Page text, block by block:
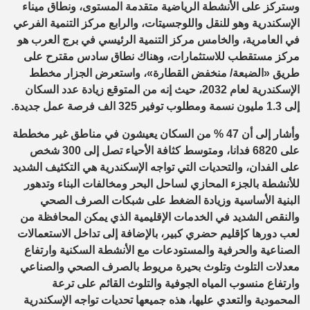
وستركز على الأنشطة الرياضية متقدمة المستوى، ونطاق ميناء
الإسكندرية وهو للنقل واللوجسيتات، والرابع مركز التنمية الفرعي
في العامرية، والخامس مركز التنمية الرئيسي في برج العرب هو
مركز مستقطب للاستثمارات، وهناك نطاق سادس مقترح على
طريق «الضبعة/ منخفض القطارة»، واستعرض الجزار مخطط
الإسكندرية لعام 2032، حيث إنه من المتوقع زيادة عدد السكان
إلى 1.3 مليون نسمة ومطلوب توفير 325 الف فرصة عمل جديدة.
وأشار إلى أن 47 % من السكان يعيشون في مناطق غير مخططة
على 6820 فدانا، ومتوسط كثافة الأحياء تصل إلى 300 شخص
على الفدان، والتحديات التي تواجه الإسكندرية هي التكثيف الشديد
للأنشطة بالجزء المحازي لساحل البحر ومخالفات البناء وتدهور
البنية الأساسية وزيادة الضغط على شبكات الصرف الصحي
والنقص الشديد في الخدمات الإقليمية الذي يمكن المحافظة من
لعب دورها كإقليم حضري كبير، بالإضافة إلى تداخل الاستعمالات
الصناعية والحرفية والمستودعات مع الأنشطة السكنية وارتفاع
معدلات التلوث وتلوث بحيرة مريوط بالصرف الصحي والصناعي
وارتفاع منسوب المياه الجوفية والتلوث القائم على ترعة
المحمودية والتعدي عليها، هذه جميعها تحديات تواجه الإسكندرية